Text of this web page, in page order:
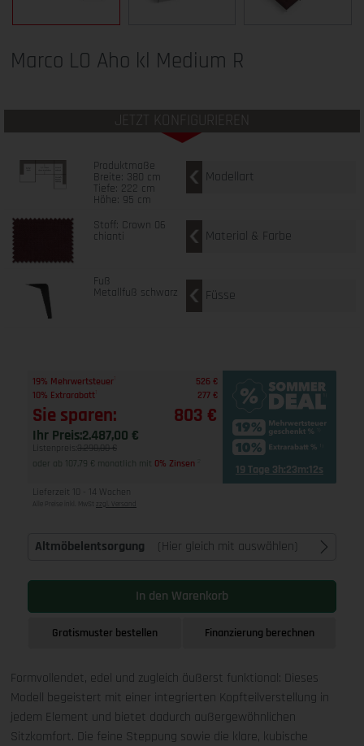
Marco LO Aho kl Medium R
JETZT KONFIGURIEREN
Produktmaße
Breite: 380 cm
Tiefe: 222 cm
Höhe: 95 cm
Modellart
Stoff: Crown 06
chianti Material & Farbe
Fuß
Metallfuß schwarz Füsse
19% Mehrwertsteuer
526 €
10% Extrarabatt
277 €
Sie sparen: 803 €
Ihr Preis:2.487,00 €
Listenpreis: 3.290,00 €
oder ab 107,79 € monatlich mit 0% Zinsen 19 Tage 3h:23m:12s
Lieferzeit 10 - 14 Wochen
Alle Preise inkl. MwSt zzgl. Versand
Altmöbelentsorgung (Hier gleich mit auswählen)
In den Warenkorb
Gratismuster bestellen Finanzierung berechnen
Formvollendet, edel und zugleich äußerst funktional: Dieses
Modell begeistert mit einer integrierten Kopfteilverstellung in
jedem Element und bietet dadurch außergewöhnlichen
Sitzkomfort. Die feine Steppung sowie die klare, kubische